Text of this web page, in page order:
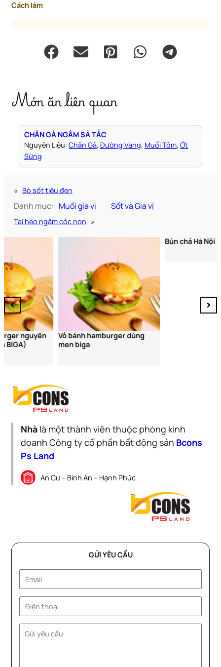
Cách làm
Món ăn liên quan
CHÂN GÀ NGÂM SẢ TẮC
Nguyên Liệu: Chân Gà, Đường Vàng, Muối Tôm, Ớt
Sừng
« Bò sốt tiêu đen
Danh mục: Muối gia vị Sốt và Gia vị
Tai heo ngâm cóc non »
Vỏ bánh hamburger dùng
men biga
Bún chả Hà Nội
Nhà là một thành viên thuộc phòng kinh
doanh Công ty cổ phần bất động sản Bcons
Ps Land
An Cư – Bình An – Hạnh Phúc
GỬI YÊU CẦU